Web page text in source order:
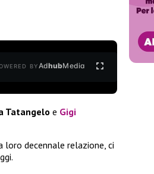
BYAdhubMedia
Tatangelo e Gigi
decennale relazione, ci